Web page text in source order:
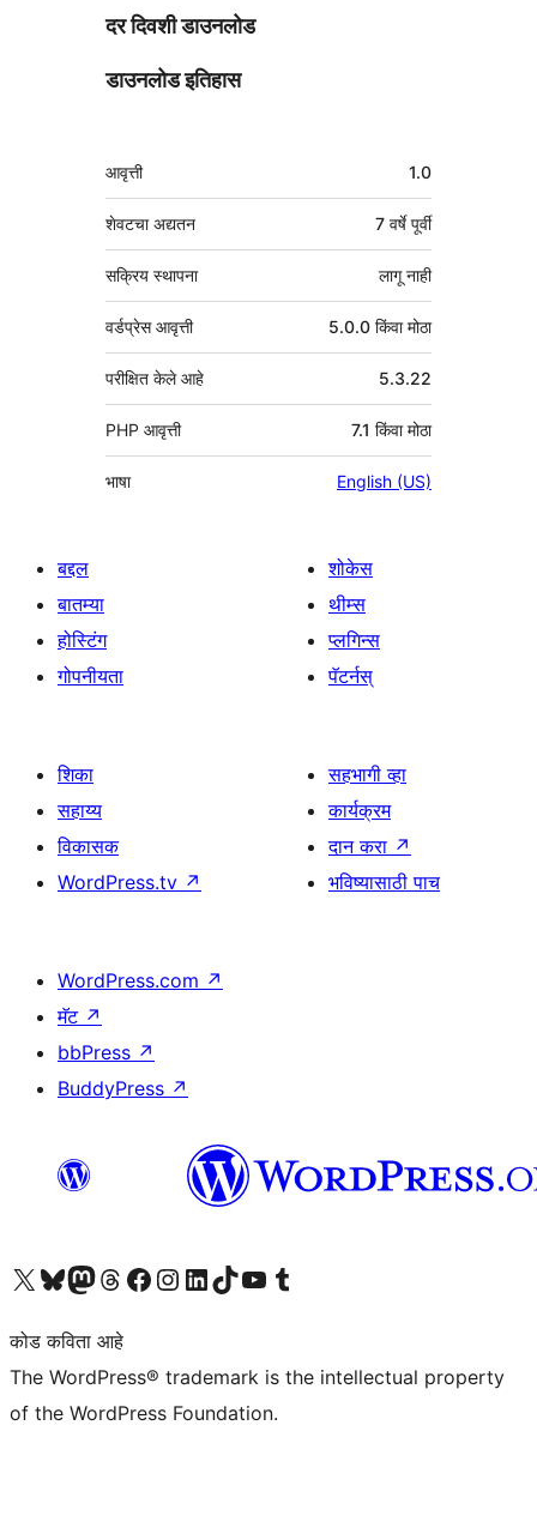
दर दिवशी डाउनलोड
डाउनलोड इतिहास
मेटा
आवृत्ती 1.0
शेवटचा अद्यतन 7 वर्षेपूर्वी
सक्रिय स्थापना लागू नाही
वर्डप्रेस आवृत्ती 5.0.0 किंवा मोठा
परीक्षित केले आहे 5.3.22
PHP आवृत्ती 7.1 किंवा मोठा
भाषा English (US)
बद्दल
बातम्या
होस्टिंग
गोपनीयता
शोकेस
थीम्स
प्लगिन्स
पॅटर्नस्
शिका
सहाय्य
विकासक
WordPress.tv ↗
सहभागी व्हा
कार्यक्रम
दान करा ↗
भविष्यासाठी पाच
WordPress.com ↗
मॅट ↗
bbPress ↗
BuddyPress ↗
आमच्या X (एक्स) (पूर्वीचे ट्विटर) खात्याला भेट द्या आमच्या ब्लूस्की खात्याला भेट द्या.आमच्या Mastodon खात्याला भेट द्या.आमच्या थ्रेड्स खात्याला भेट द्या. आमच्या फेसबुक पेजला भेट द्या आमच्या इंस्टाग्राम खात्याला भेट द्या आमच्या लिंक्डइन खात्याला भेट द्या आमच्या टिकटॉक अकाउंटला भेट द्या.आमच्या यूट्यूब चॅनेलला भेट द्या आमच्या टंबलर खात्याला भेट द्या.
कोड कविता आहे
The WordPress® trademark is the intellectual property
of the WordPress Foundation.